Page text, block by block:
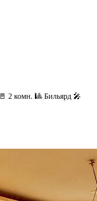
🚪 2 комн. 🎱 Бильярд 🎤